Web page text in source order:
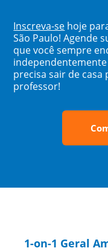
Inscreva-se hoje
São Paulo! Agende
que você sempre
precisa sair de
professor!
1-on-1 Geral